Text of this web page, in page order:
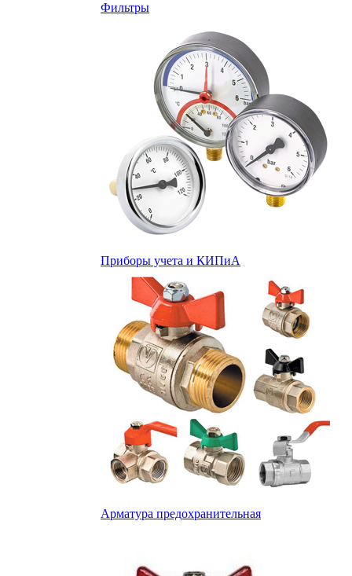
Фильтры
Приборы учета и КИПиА
Арматура предохранительная